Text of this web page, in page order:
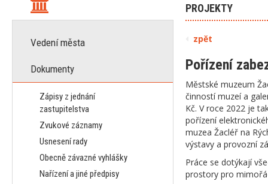
Vedení města
Dokumenty
Zápisy z jednání
zastupitelstva
Zvukové záznamy
Usnesení rady
Obecně závazné vyhlášky
Nařízení a jiné předpisy
PROJEKTY
zpět
Pořízení
Městské muzeum
činností muzeí a
Kč. V roce 2022 je
pořízení
muzea Žacléř na
výstavy a provozní
Práce se dotýkají
prostory pro